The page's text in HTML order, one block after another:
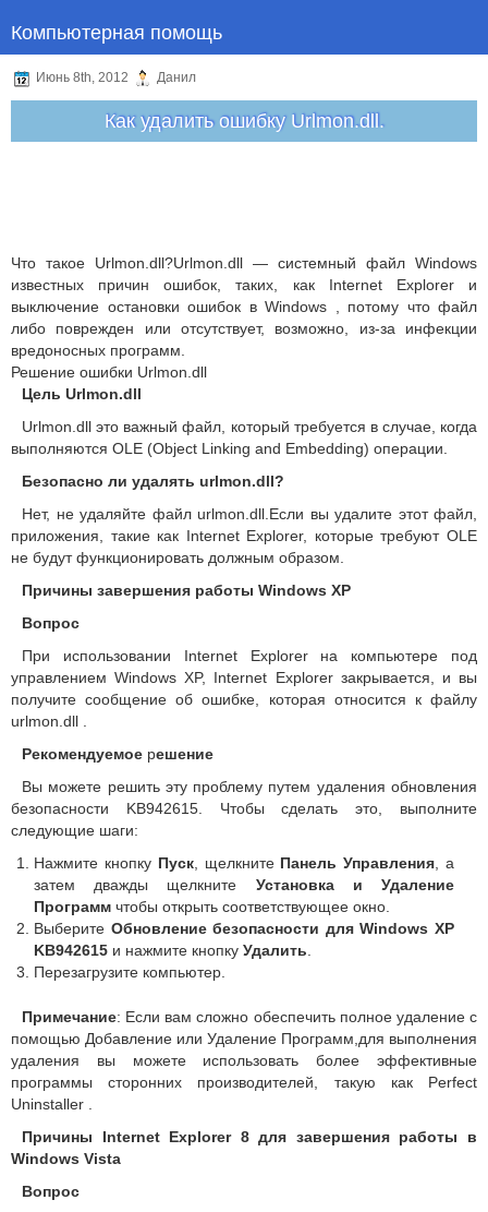
Компьютерная помощь
Июнь 8th, 2012 Данил
Как удалить ошибку Urlmon.dll.
Что такое Urlmon.dll?Urlmon.dll — системный файл Windows
известных причин ошибок, таких, как Internet Explorer и
выключение остановки ошибок в Windows , потому что файл
либо поврежден или отсутствует, возможно, из-за инфекции
вредоносных программ.
Решение ошибки Urlmon.dll
Цель Urlmon.dll
Urlmon.dll это важный файл, который требуется в случае, когда
выполняются OLE (Object Linking and Embedding) операции.
Безопасно ли удалять urlmon.dll?
Нет, не удаляйте файл urlmon.dll.Если вы удалите этот файл,
приложения, такие как Internet Explorer, которые требуют OLE
не будут функционировать должным образом.
Причины завершения работы Windows XP
Вопрос
При использовании Internet Explorer на компьютере под
управлением Windows XP, Internet Explorer закрывается, и вы
получите сообщение об ошибке, которая относится к файлу
urlmon.dll .
Рекомендуемое решение
Вы можете решить эту проблему путем удаления обновления
безопасности KB942615. Чтобы сделать это, выполните
следующие шаги:
Нажмите кнопку Пуск, щелкните Панель Управления , а
затем дважды щелкните Установка и Удаление
Программ чтобы открыть соответствующее окно.
Выберите Обновление безопасности для Windows XP
KB942615 и нажмите кнопку Удалить
Перезагрузите компьютер.
Примечание: Если вам сложно обеспечить полное удаление с
помощью Добавление или Удаление Программ,для выполнения
удаления вы можете использовать более эффективные
программы сторонних производителей, такую как Perfect
Uninstaller .
Причины Internet Explorer 8 для завершения работы в
Windows Vista
Вопрос